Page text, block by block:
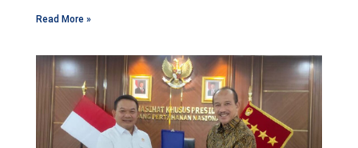
Read More »